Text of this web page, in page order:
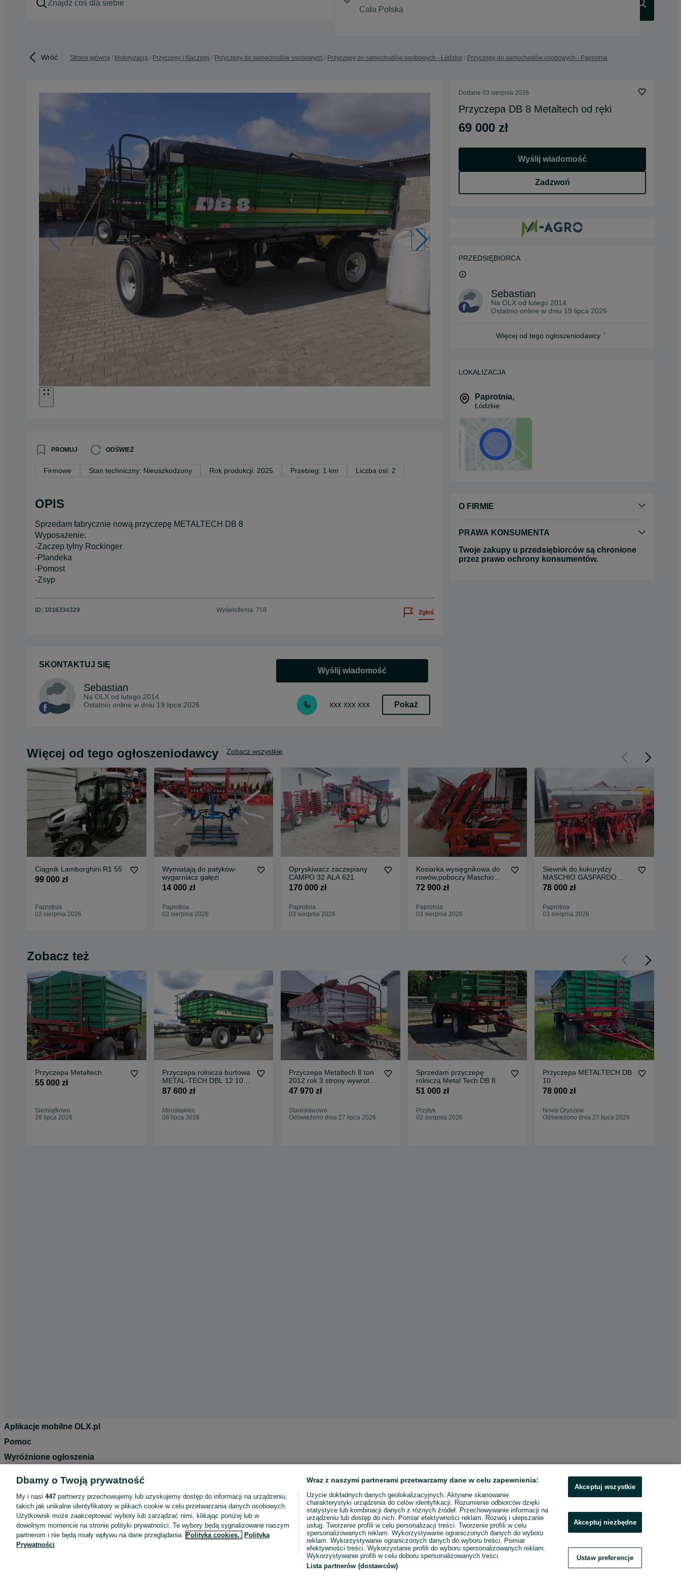
Wróć Strona główna Motoryzacja Przyczepy i Naczepy Przyczepy do samochodów osobowych Przyczepy do samochodów osobowych - Łódzkie Przyczepy do samochodów osobowych - Paprotnia
PROMUJ ODŚWIEŻ
Firmowe Stan techniczny: Nieuszkodzony Rok produkcji: 2025 Przebieg: 1 km Liczba osi: 2
OPIS
Sprzedam fabrycznie nową przyczepę METALTECH DB 8
Wyposażenie:
-Zaczep tylny Rockinger
-Plandeka
-Pomost
-Zsyp
ID: 1016334329 Wyświetlenia: 758 Zgłoś
SKONTAKTUJ SIĘ
Sebastian
Na OLX od lutego 2014
Ostatnio online w dniu 19 lipca 2026
Wyślij wiadomość
xxx xxx xxx Pokaż
Dodane 03 sierpnia 2026
Przyczepa DB 8 Metaltech od ręki
69 000 zł
Wyślij wiadomość
Zadzwoń
PRZEDSIĘBIORCA
Sebastian
Na OLX od lutego 2014
Ostatnio online w dniu 19 lipca 2026
Więcej od tego ogłoszeniodawcy
LOKALIZACJA
Paprotnia,
Łódzkie
O FIRMIE
PRAWA KONSUMENTA
Twoje zakupy u przedsiębiorców są chronione
przez prawo ochrony konsumentów.
Więcej od tego ogłoszeniodawcy Zobacz wszystkie
Ciągnik Lamborghini R1 55
99 000 zł
Paprotnia
03 sierpnia 2026
Wymiatają do patyków-
wygarniacz gałęzi
14 000 zł
Paprotnia
03 sierpnia 2026
Opryskiwacz zaczepiany
CAMPO 32 ALA 621
170 000 zł
Paprotnia
03 sierpnia 2026
Kosiarka wysięgnikowa do
rowów,poboczy Maschio
Gaspardo Martina 500
72 900 zł
Paprotnia
03 sierpnia 2026
Siewnik do kukurydzy
MASCHIO GASPARDO
MTR 4
78 000 zł
Paprotnia
03 sierpnia 2026
Zobacz też
Przyczepa Metaltech
55 000 zł
Siemiątkowo
28 lipca 2026
Przyczepa rolnicza burtowa
METAL-TECH DBL 12 10
ton | PLANDEKA GRATIS
87 600 zł
Mirosławiec
08 lipca 2026
Przyczepa Metaltech 8 ton
2012 rok 3 strony wywrot
39.000 Netto FV23%
47 970 zł
Stanisławowo
Odświeżono dnia 27 lipca 2026
Sprzedam przyczepę
rolniczą Metal Tech DB 8
51 000 zł
Przytyk
02 sierpnia 2026
Przyczepa METALTECH DB
10
78 000 zł
Nowy Oryszew
Odświeżono dnia 27 lipca 2026
Aplikacje mobilne OLX.pl
Pomoc
Wyróżnione ogłoszenia
Regulamin
Polityka prywatności
Reklama
Informacja o realizowanej strategii podatkowej
Dbamy o Twoją prywatność
My i nasi 447 partnerzy przechowujemy lub uzyskujemy dostęp do informacji na urządzeniu,
takich jak unikalne identyfikatory w plikach cookie w celu przetwarzania danych osobowych.
Użytkownik może zaakceptować wybory lub zarządzać nimi, klikając poniżej lub w
dowolnym momencie na stronie polityki prywatności. Te wybory będą sygnalizowane naszym
partnerom i nie będą miały wpływu na dane przeglądania. Polityka cookies,
Polityka
Prywatności
Wraz z naszymi partnerami przetwarzamy dane w celu zapewnienia:
Użycie dokładnych danych geolokalizacyjnych. Aktywne skanowanie
charakterystyki urządzenia do celów identyfikacji. Rozumienie odbiorców dzięki
statystyce lub kombinacji danych z różnych źródeł. Przechowywanie informacji na
urządzeniu lub dostęp do nich. Pomiar efektywności reklam. Rozwój i ulepszanie
usług. Tworzenie profili w celu personalizacji treści. Tworzenie profili w celu
spersonalizowanych reklam. Wykorzystywanie ograniczonych danych do wyboru
reklam. Wykorzystywanie ograniczonych danych do wyboru treści. Pomiar
efektywności treści. Wykorzystanie profili do wyboru spersonalizowanych reklam.
Wykorzystywanie profili w celu doboru spersonalizowanych treści.
Lista partnerów (dostawców)
Akceptuj wszystkie
Akceptuj niezbędne
Ustaw preferencje